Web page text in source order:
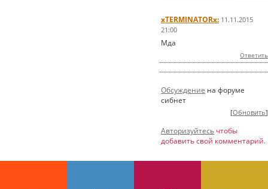
xTERMINATORx: 11.11.2015
21:00
Мда
Ответить
Обсуждение на форуме
сибнет
[Обновить]
Авторизуйтесь чтобы
добавить свой комментарий.